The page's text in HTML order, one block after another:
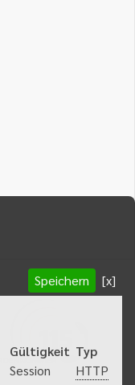
Speichern [x]
Gültigkeit Typ
Session
HTTP